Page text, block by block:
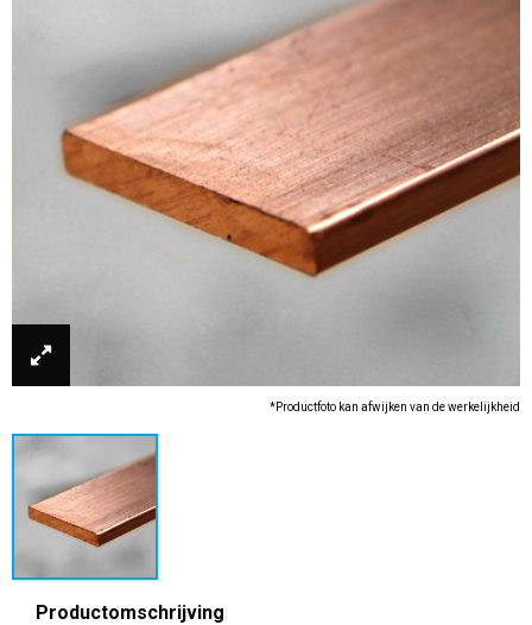
*Productfoto kan afwijken van de werkelijkheid
Productomschrijving